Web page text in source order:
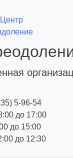
5-96-54
до 17:00
до 15:00
до 12:30